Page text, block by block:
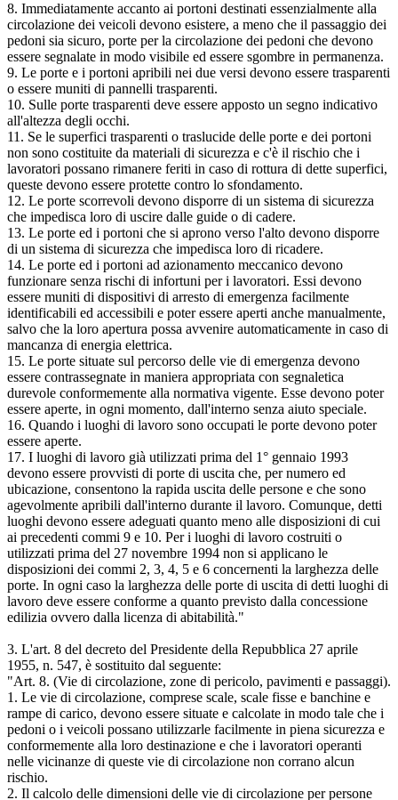
8. Immediatamente accanto ai portoni destinati essenzialmente alla
circolazione dei veicoli devono esistere, a meno che il passaggio dei
pedoni sia sicuro, porte per la circolazione dei pedoni che devono
essere segnalate in modo visibile ed essere sgombre in permanenza.
9. Le porte e i portoni apribili nei due versi devono essere trasparenti
o essere muniti di pannelli trasparenti.
10. Sulle porte trasparenti deve essere apposto un segno indicativo
all'altezza degli occhi.
11. Se le superfici trasparenti o traslucide delle porte e dei portoni
non sono costituite da materiali di sicurezza e c'è il rischio che i
lavoratori possano rimanere feriti in caso di rottura di dette superfici,
queste devono essere protette contro lo sfondamento.
12. Le porte scorrevoli devono disporre di un sistema di sicurezza
che impedisca loro di uscire dalle guide o di cadere.
13. Le porte ed i portoni che si aprono verso l'alto devono disporre
di un sistema di sicurezza che impedisca loro di ricadere.
14. Le porte ed i portoni ad azionamento meccanico devono
funzionare senza rischi di infortuni per i lavoratori. Essi devono
essere muniti di dispositivi di arresto di emergenza facilmente
identificabili ed accessibili e poter essere aperti anche manualmente,
salvo che la loro apertura possa avvenire automaticamente in caso di
mancanza di energia elettrica.
15. Le porte situate sul percorso delle vie di emergenza devono
essere contrassegnate in maniera appropriata con segnaletica
durevole conformemente alla normativa vigente. Esse devono poter
essere aperte, in ogni momento, dall'interno senza aiuto speciale.
16. Quando i luoghi di lavoro sono occupati le porte devono poter
essere aperte.
17. I luoghi di lavoro già utilizzati prima del 1° gennaio 1993
devono essere provvisti di porte di uscita che, per numero ed
ubicazione, consentono la rapida uscita delle persone e che sono
agevolmente apribili dall'interno durante il lavoro. Comunque, detti
luoghi devono essere adeguati quanto meno alle disposizioni di cui
ai precedenti commi 9 e 10. Per i luoghi di lavoro costruiti o
utilizzati prima del 27 novembre 1994 non si applicano le
disposizioni dei commi 2, 3, 4, 5 e 6 concernenti la larghezza delle
porte. In ogni caso la larghezza delle porte di uscita di detti luoghi di
lavoro deve essere conforme a quanto previsto dalla concessione
edilizia ovvero dalla licenza di abitabilità."
3. L'art. 8 del decreto del Presidente della Repubblica 27 aprile
1955, n. 547, è sostituito dal seguente:
"Art. 8. (Vie di circolazione, zone di pericolo, pavimenti e passaggi).
1. Le vie di circolazione, comprese scale, scale fisse e banchine e
rampe di carico, devono essere situate e calcolate in modo tale che i
pedoni o i veicoli possano utilizzarle facilmente in piena sicurezza e
conformemente alla loro destinazione e che i lavoratori operanti
nelle vicinanze di queste vie di circolazione non corrano alcun
rischio.
2. Il calcolo delle dimensioni delle vie di circolazione per persone